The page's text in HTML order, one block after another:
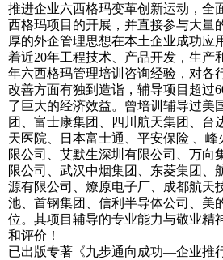
推进企业六西格玛变革创新运动，全
西格玛项目的开展，并直接参与大量
厚的外企管理思想在本土企业成功应
着近20年工程技术、产品开发，生产
年六西格玛管理培训咨询经验，对各
改善方面有独到造诣，辅导项目超过
了巨大的经济效益。曾培训辅导过美
团、富士康集团、四川航天集团、台
天医院、日本富士通、平安保险 、峰
限公司、艾默生深圳有限公司、万向
限公司、武汉中烟集团、东菱集团、
源有限公司、燎原电子厂、成都航天
池、首钢集团、信利半导体公司、美
位。其项目辅导的专业能力与敬业精
和评价！
已出版专著《九步通向成功—企业推